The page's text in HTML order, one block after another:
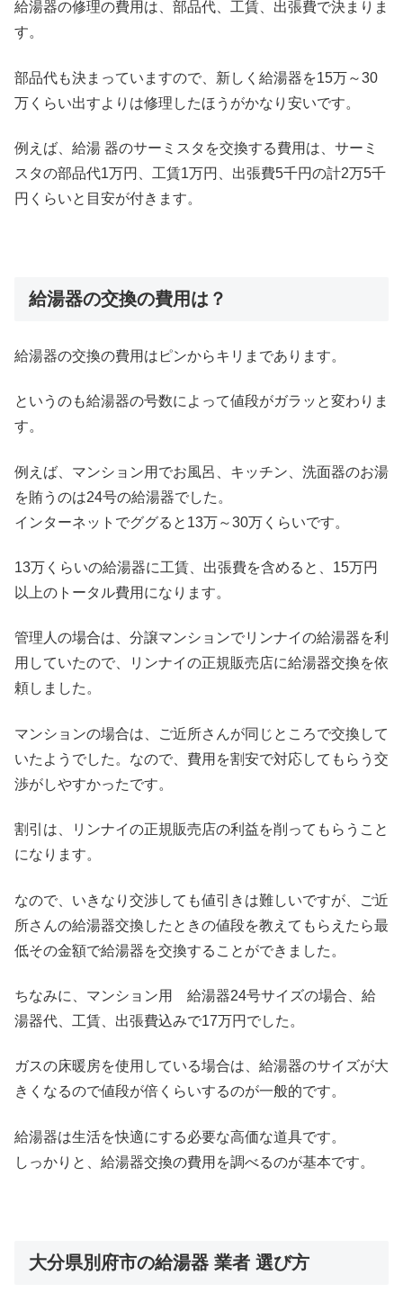
給湯器の修理の費用は、部品代、工賃、出張費で決まりま
す。
部品代も決まっていますので、新しく給湯器を15万～30
万くらい出すよりは修理したほうがかなり安いです。
例えば、給湯 器のサーミスタを交換する費用は、サーミ
スタの部品代1万円、工賃1万円、出張費5千円の計2万5千
円くらいと目安が付きます。
給湯器の交換の費用は？
給湯器の交換の費用はピンからキリまであります。
というのも給湯器の号数によって値段がガラッと変わりま
す。
例えば、マンション用でお風呂、キッチン、洗面器のお湯
を賄うのは24号の給湯器でした。
インターネットでググると13万～30万くらいです。
13万くらいの給湯器に工賃、出張費を含めると、15万円
以上のトータル費用になります。
管理人の場合は、分譲マンションでリンナイの給湯器を利
用していたので、リンナイの正規販売店に給湯器交換を依
頼しました。
マンションの場合は、ご近所さんが同じところで交換して
いたようでした。なので、費用を割安で対応してもらう交
渉がしやすかったです。
割引は、リンナイの正規販売店の利益を削ってもらうこと
になります。
なので、いきなり交渉しても値引きは難しいですが、ご近
所さんの給湯器交換したときの値段を教えてもらえたら最
低その金額で給湯器を交換することができました。
ちなみに、マンション用 給湯器24号サイズの場合、給
湯器代、工賃、出張費込みで17万円でした。
ガスの床暖房を使用している場合は、給湯器のサイズが大
きくなるので値段が倍くらいするのが一般的です。
給湯器は生活を快適にする必要な高価な道具です。
しっかりと、給湯器交換の費用を調べるのが基本です。
大分県別府市の給湯器 業者 選び方